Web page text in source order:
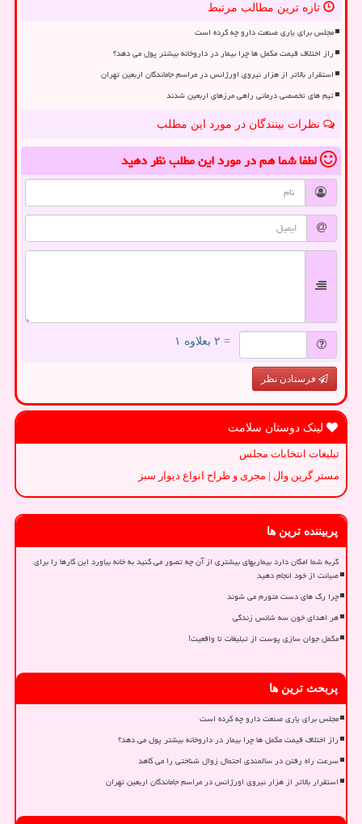
تازه ترین مطالب مرتبط
مجلس برای یاری صنعت دارو چه کرده است
راز اختلاف قیمت مکمل ها چرا بیمار در داروخانه بیشتر پول می دهد؟
استقرار بالاتر از هزار نیروی اورژانس در مراسم جاماندگان اربعین تهران
تیم های تخصصی درمانی راهی مرزهای اربعین شدند
نظرات بینندگان در مورد این مطلب
لطفا شما همدر مورد این مطلبنظر دهید
= ۲ بعلاوه ۱
فرستادن نظر
لینک دوستان سلامت
تبلیغات انتخابات مجلس
مستر گرین وال | مجری و طراح انواع دیوار سبز
پربیننده ترین ها
گربه شما امکان دارد بیماریهای بیشتری از آن چه تصور می کنید به خانه بیاورد این کارها را برای
صیانت از خود انجام دهید
چرا رگ های دست متورم می شوند
هر اهدای خون سه شانس زندگی
مکمل جوان سازی پوست از تبلیغات تا واقعیت!
پربحث ترین ها
مجلس برای یاری صنعت دارو چه کرده است
راز اختلاف قیمت مکمل ها چرا بیمار در داروخانه بیشتر پول می دهد؟
سرعت راه رفتن در سالمندی احتمال زوال شناختی را می کاهد
استقرار بالاتر از هزار نیروی اورژانس در مراسم جاماندگان اربعین تهران